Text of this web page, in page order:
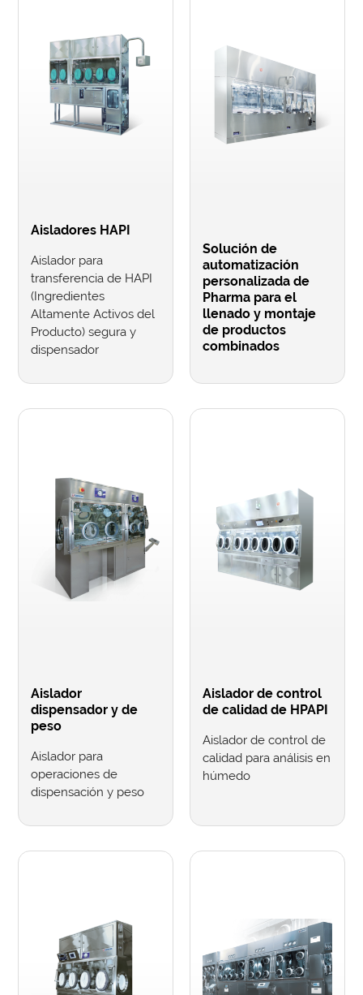
Aisladores HAPI
Aislador para
transferencia de HAPI
(Ingredientes
Altamente Activos del
Producto) segura y
dispensador
Solución de
automatización
personalizada de
Pharma para el
llenado y montaje
de productos
combinados
Aislador
dispensador y de
peso
Aislador para
operaciones de
dispensación y peso
Aislador de control
de calidad de HPAPI
Aislador de control de
calidad para análisis en
húmedo